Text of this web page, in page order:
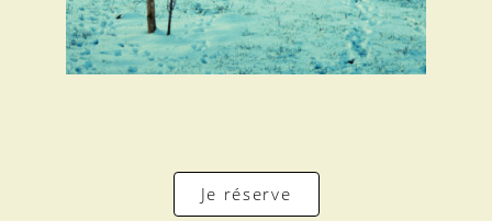
Je réserve